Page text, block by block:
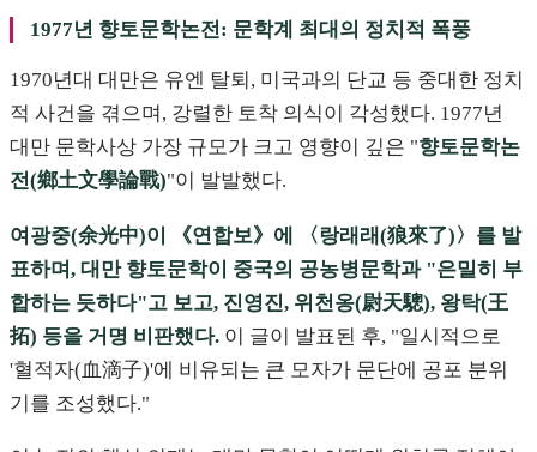
1977년 향토문학논전: 문학계 최대의 정치적 폭풍
1970년대 대만은 유엔 탈퇴, 미국과의 단교 등 중대한 정치
적 사건을 겪으며, 강렬한 토착 의식이 각성했다. 1977년
대만 문학사상 가장 규모가 크고 영향이 깊은 "향토문학논
전(鄉土文學論戰)"이 발발했다.
여광중(余光中)이 《연합보》에 〈랑래래(狼來了)〉를 발
표하며, 대만 향토문학이 중국의 공농병문학과 "은밀히 부
합하는 듯하다"고 보고, 진영진, 위천옹(尉天驄), 왕탁(王
拓) 등을 거명 비판했다. 이 글이 발표된 후, "일시적으로
'혈적자(血滴子)'에 비유되는 큰 모자가 문단에 공포 분위
기를 조성했다."